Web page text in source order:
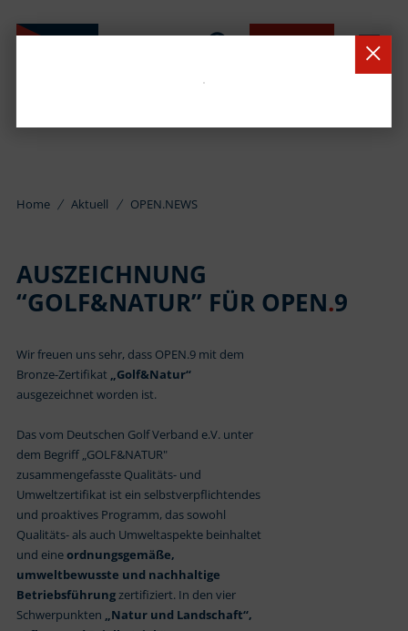
Home Aktuell OPEN.NEWS
AUSZEICHNUNG
“GOLF&NATUR” FÜR OPEN.9
Wir freuen uns sehr, dass OPEN.9 mit dem
Bronze-Zertifikat „Golf&Natur“
ausgezeichnet worden ist.
Das vom Deutschen Golf Verband e.V. unter
dem Begriff „GOLF&NATUR"
zusammengefasste Qualitäts- und
Umweltzertifikat ist ein selbstverpflichtendes
und proaktives Programm, das sowohl
Qualitäts- als auch Umweltaspekte beinhaltet
und eineordnungsgemäße,
umweltbewusste und nachhaltige
Betriebsführungzertifiziert. In den vier
Schwerpunkten „Natur und Landschaft“,